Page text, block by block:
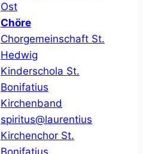
Ost
Chöre
Chorgemeinschaft St.
Hedwig
Kinderschola St.
Bonifatius
Kirchenband
spiritus@laurentius
Kirchenchor St.
Bonifatius